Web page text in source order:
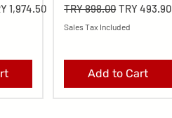
Price
1,974.50
Regular Price
TRY 898.00 Sale Price
TRY 493.90
Sales Tax Included
Add to Cart